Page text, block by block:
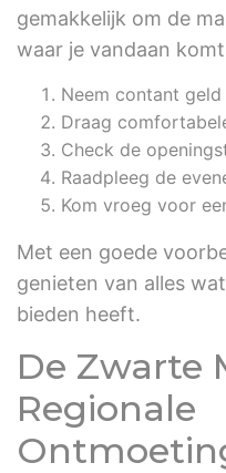
gemakkelijk om de
waar je vandaan
Neem contant geld
Draag
Check de
Raadpleeg de
Kom vroeg voor
Met een goede
genieten van alles
bieden heeft.
De Zwarte
Regionale